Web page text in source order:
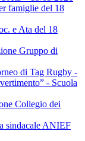
famiglie del 18
e Ata del 18
Gruppo di
di Tag Rugby -
- Scuola
Collegio dei
sindacale ANIEF